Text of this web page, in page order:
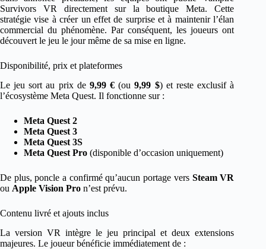
Survivors VR directement sur la boutique Meta. Cette
stratégie vise à créer un effet de surprise et à maintenir l’élan
commercial du phénomène. Par conséquent, les joueurs ont
découvert le jeu le jour même de sa mise en ligne.
Disponibilité, prix et plateformes
Le jeu sort au prix de 9,99 € (ou9,99 $) et reste exclusif à
l’écosystème Meta Quest. Il fonctionne sur :
Meta Quest 2
Meta Quest 3
Meta Quest 3S
Meta Quest Pro (disponible d’occasion uniquement)
De plus, poncle a confirmé qu’aucun portage vers Steam VR
ou Apple Vision Pro n’est prévu.
Contenu livré et ajouts inclus
La version VR intègre le jeu principal et deux extensions
majeures. Le joueur bénéficie immédiatement de :